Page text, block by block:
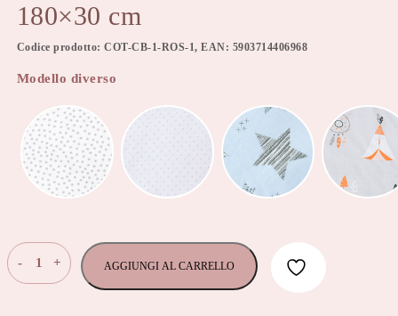
180×30 cm
Codice prodotto: COT-CB-1-ROS-1, EAN: 5903714406968
Modello diverso
-
Paracolpi
+ AGGIUNGI AL CARRELLO